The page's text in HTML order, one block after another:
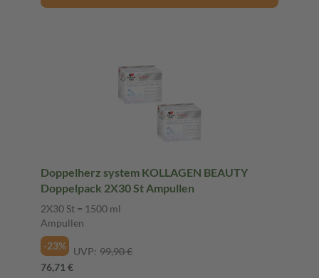
Doppelherz system KOLLAGEN BEAUTY
Doppelpack 2X30 St Ampullen
2X30 St = 1500 ml
Ampullen
-23%
UVP: 99,90 €
76,71 €